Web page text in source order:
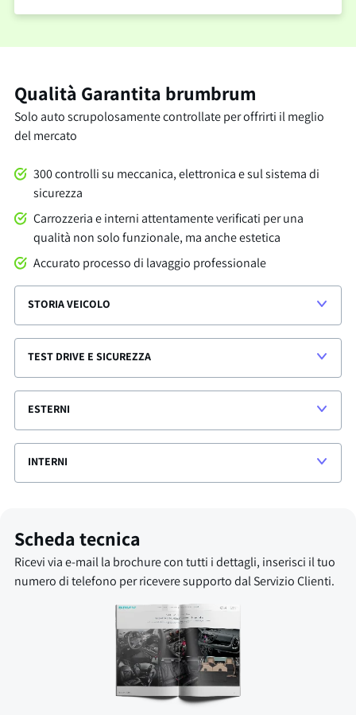
Qualità Garantita brumbrum
Solo auto scrupolosamente controllate per offrirti il meglio
del mercato
300 controlli su meccanica, elettronica e sul sistema di
sicurezza
Carrozzeria e interni attentamente verificati per una
qualità non solo funzionale, ma anche estetica
Accurato processo di lavaggio professionale
STORIA VEICOLO
TEST DRIVE E SICUREZZA
ESTERNI
INTERNI
Scheda tecnica
Ricevi via e-mail la brochure con tutti i dettagli, inserisci il tuo
numero di telefono per ricevere supporto dal Servizio Clienti.